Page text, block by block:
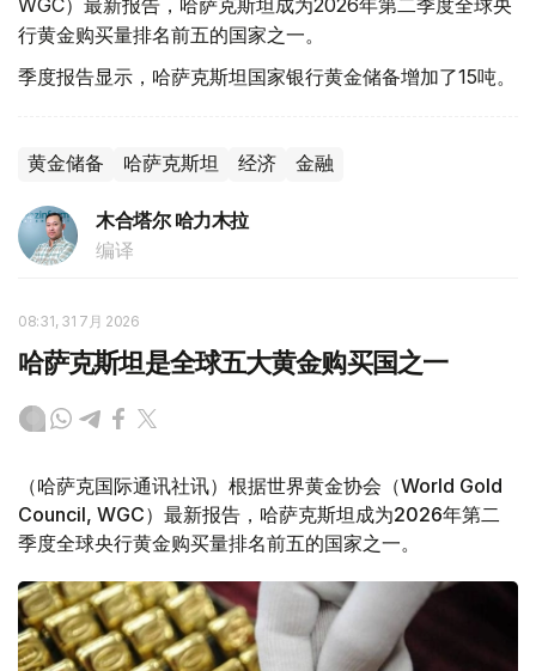
WGC）最新报告，哈萨克斯坦成为2026年第二季度全球央
行黄金购买量排名前五的国家之一。
季度报告显示，哈萨克斯坦国家银行黄金储备增加了15吨。
黄金储备 哈萨克斯坦 经济 金融
木合塔尔 哈力木拉
编译
08:31, 31 7月 2026
哈萨克斯坦是全球五大黄金购买国之一
（哈萨克国际通讯社讯）根据世界黄金协会（World Gold
Council, WGC）最新报告，哈萨克斯坦成为2026年第二
季度全球央行黄金购买量排名前五的国家之一。